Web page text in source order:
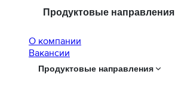
Продуктовые направления
О компании
Вaкансии
Продуктовые направления